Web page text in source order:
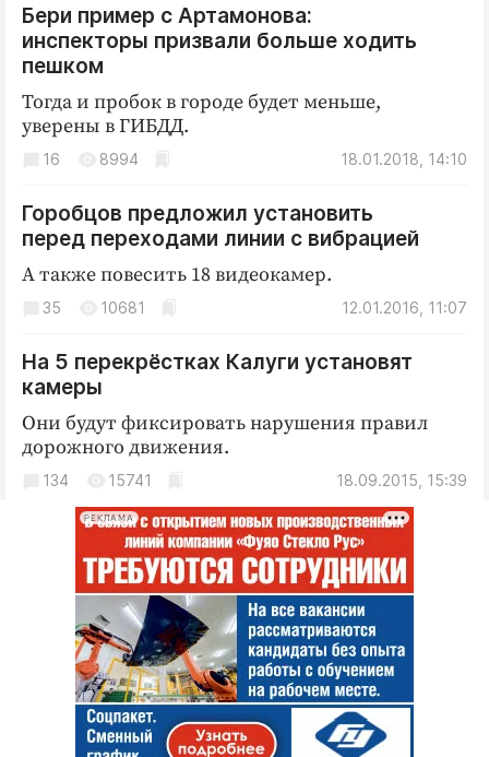
ПРОЕКТЫ
Блоги
Медиаперсона
Интересное чтиво
Бренд года
Работодатель года
Бери пример с Артамонова:
инспекторы призвали больше ходить
пешком
Тогда и пробок в городе будет меньше,
уверены в ГИБДД.
18.01.2018, 14:10
16 8994
Горобцов предложил установить
перед переходами линии с вибрацией
А также повесить 18 видеокамер.
12.01.2016, 11:07
35 10681
На 5 перекрёстках Калуги установят
камеры
Они будут фиксировать нарушения правил
дорожного движения.
18.09.2015, 15:39
134 15741
РЕКЛАМА